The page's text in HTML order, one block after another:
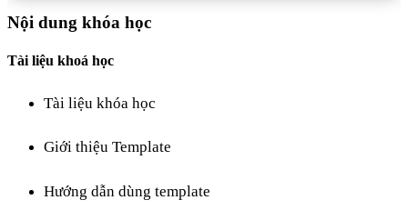
Nội dung khóa học
Tài liệu khoá học
Tài liệu khóa học
Giới thiệu Template
Hướng dẫn dùng template